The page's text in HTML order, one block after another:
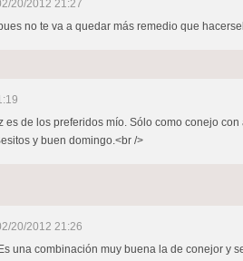
20/2012 21:27
no te va a quedar más remedio que
es de los preferidos mío. Sólo como conejo
y buen domingo.<br />
20/2012 21:26
una combinación muy buena la de conejor y